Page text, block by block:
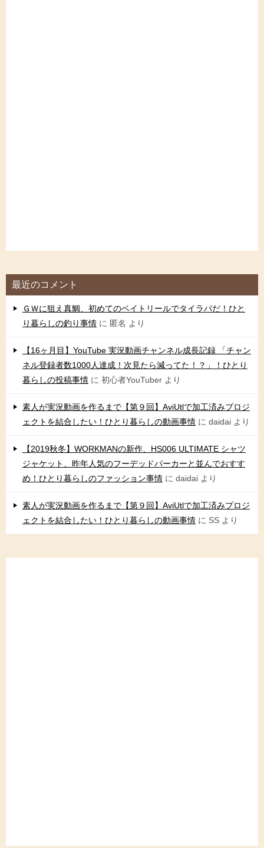
最近のコメント
ＧＷに狙え真鯛、初めてのベイトリールでタイラバだ！ひと
り暮らしの釣り事情 に 匿名 より
【16ヶ月目】YouTube 実況動画チャンネル成長記録 「チャン
ネル登録者数1000人達成！次見たら減ってた！？」！ひとり
暮らしの投稿事情 に 初心者YouTuber より
素人が実況動画を作るまで【第９回】AviUtlで加工済みプロジ
ェクトを結合したい！ひとり暮らしの動画事情 に daidai より
【2019秋冬】WORKMANの新作、HS006 ULTIMATE シャツ
ジャケット、昨年人気のフーデッドパーカーと並んでおすす
め！ひとり暮らしのファッション事情 に daidai より
素人が実況動画を作るまで【第９回】AviUtlで加工済みプロジ
ェクトを結合したい！ひとり暮らしの動画事情 に SS より